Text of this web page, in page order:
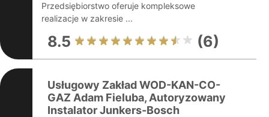
Przedsiębiorstwo oferuje kompleksowe
realizacje w zakresie ...
8.5 (6)
Usługowy Zakład WOD-KAN-CO-
GAZ Adam Fieluba, Autoryzowany
Instalator Junkers-Bosch